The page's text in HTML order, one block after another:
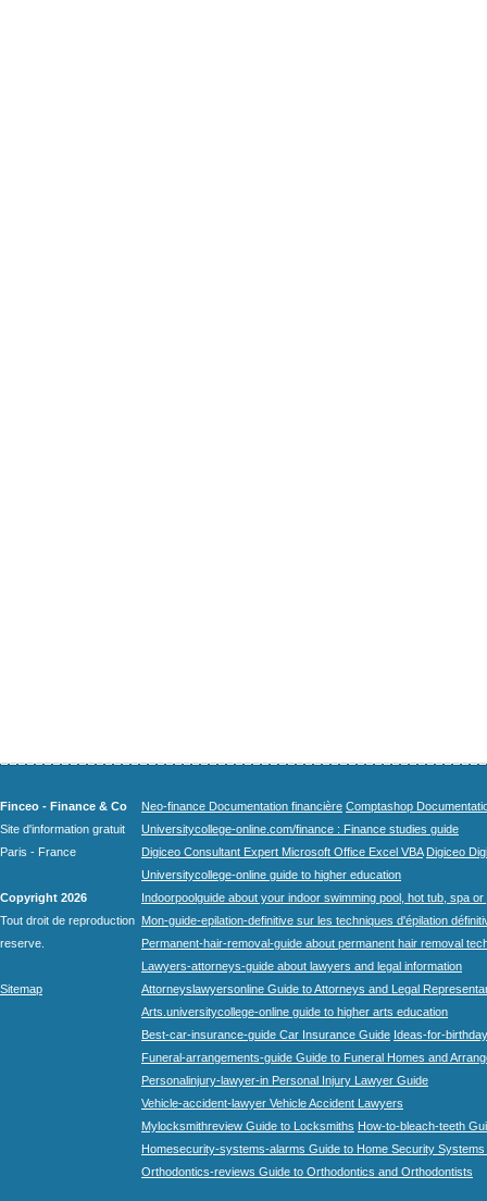
Finceo - Finance & Co
Site d'information gratuit
Paris - France
Copyright 2026
Tout droit de reproduction
reserve.
Sitemap
Neo-finance Documentation financière Comptashop
Universitycollege-online.com/finance : Finance studies guide
Digiceo Consultant Expert Microsoft Office Excel VBA Digiceo
Universitycollege-online guide to higher education
Indoorpoolguide about your indoor swimming pool, hot tub, spa
Mon-guide-epilation-definitive sur les techniques d'épilation
Permanent-hair-removal-guide about permanent hair removal
Lawyers-attorneys-guide about lawyers and legal information
Attorneyslawyersonline Guide to Attorneys and Legal
Arts.universitycollege-online guide to higher arts education
Best-car-insurance-guide Car Insurance Guide Ideas-for-
Funeral-arrangements-guide Guide to Funeral Homes and
Personalinjury-lawyer-in Personal Injury Lawyer Guide
Vehicle-accident-lawyer Vehicle Accident Lawyers
Mylocksmithreview Guide to Locksmiths How-to-bleach-teeth
Homesecurity-systems-alarms Guide to Home Security Systems
Orthodontics-reviews Guide to Orthodontics and Orthodontists